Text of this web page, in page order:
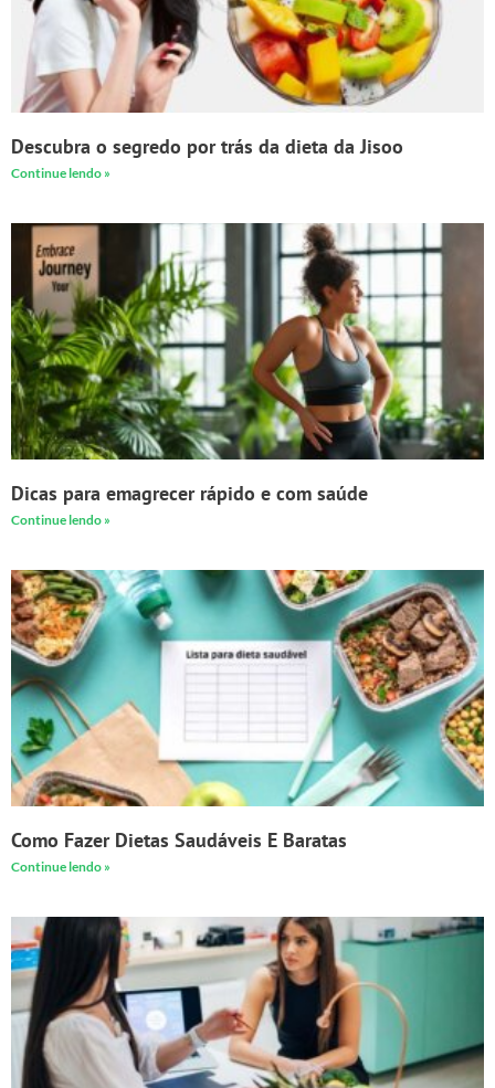
Descubra o segredo por trás da dieta da Jisoo
Continue lendo »
Dicas para emagrecer rápido e com saúde
Continue lendo »
Como Fazer Dietas Saudáveis E Baratas
Continue lendo »